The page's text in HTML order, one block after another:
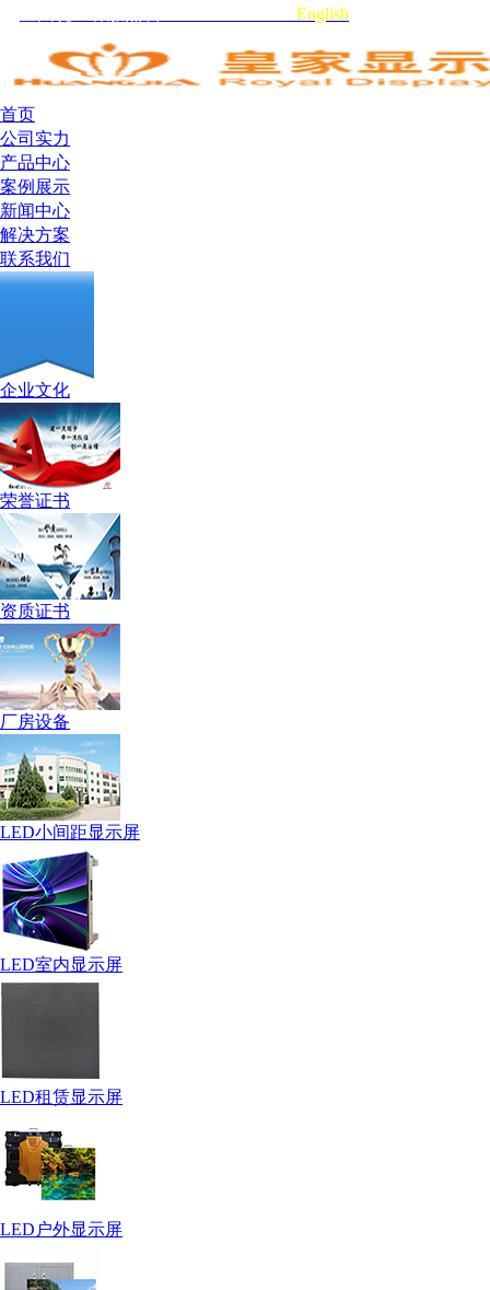
English
首页
公司实力
产品中心
案例展示
新闻中心
解决方案
联系我们
企业文化
荣誉证书
资质证书
厂房设备
LED小间距显示屏
LED室内显示屏
LED租赁显示屏
LED户外显示屏